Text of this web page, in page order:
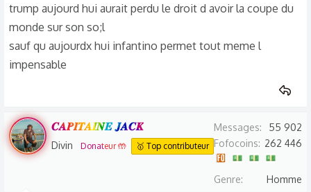
trump aujourd hui aurait perdu le droit d avoir la coupe du
monde sur son so;l
sauf qu aujourdx hui infantino permet tout meme l
impensable
𝑪𝑨𝑷𝑰𝑻𝑨𝑰𝑵𝑬 𝑱𝑨𝑪𝑲
Divin Donateur 🤲 🥇 Top contributeur
Messages
55 902
Fofocoins
262 446
Genre Homme